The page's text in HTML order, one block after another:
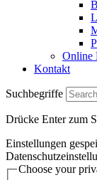
Online
Kontakt
Suchbegriffe
Drücke Enter zum
Einstellungen
Choose your